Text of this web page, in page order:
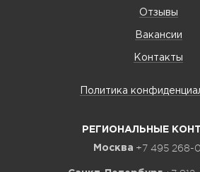
Отзывы
Вакансии
Контакты
Политика
РЕГИОНАЛЬНЫЕ
Москва +7 495 268-